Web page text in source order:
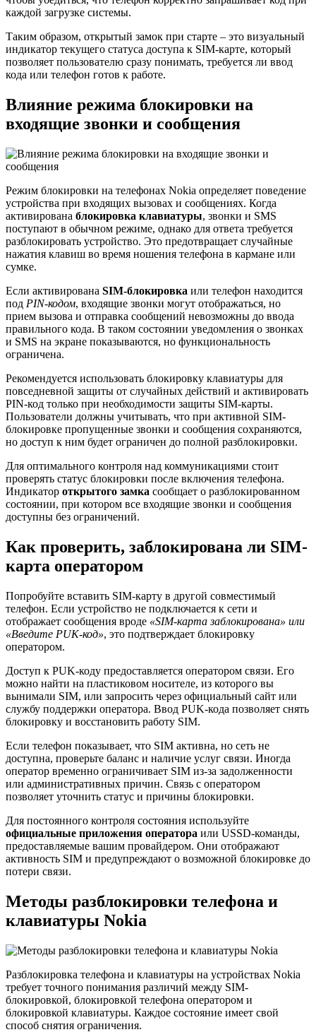
каждой загрузке системы.
Таким образом, открытый замок при старте – это визуальный
индикатор текущего статуса доступа к SIM-карте, который
позволяет пользователю сразу понимать, требуется ли ввод
кода или телефон готов к работе.
Влияние режима блокировки на
входящие звонки и сообщения
Режим блокировки на телефонах Nokia определяет поведение
устройства при входящих вызовах и сообщениях. Когда
активирована блокировка клавиатуры, звонки и SMS
поступают в обычном режиме, однако для ответа требуется
разблокировать устройство. Это предотвращает случайные
нажатия клавиш во время ношения телефона в кармане или
сумке.
Если активирована SIM-блокировка или телефон находится
под PIN-кодом, входящие звонки могут отображаться, но
прием вызова и отправка сообщений невозможны до ввода
правильного кода. В таком состоянии уведомления о звонках
и SMS на экране показываются, но функциональность
ограничена.
Рекомендуется использовать блокировку клавиатуры для
повседневной защиты от случайных действий и активировать
PIN-код только при необходимости защиты SIM-карты.
Пользователи должны учитывать, что при активной SIM-
блокировке пропущенные звонки и сообщения сохраняются,
но доступ к ним будет ограничен до полной разблокировки.
Для оптимального контроля над коммуникациями стоит
проверять статус блокировки после включения телефона.
Индикатор открытого замка сообщает о разблокированном
состоянии, при котором все входящие звонки и сообщения
доступны без ограничений.
Как проверить, заблокирована ли SIM-
карта оператором
Попробуйте вставить SIM-карту в другой совместимый
телефон. Если устройство не подключается к сети и
отображает сообщения вроде «SIM-карта заблокирована» или
«Введите PUK-код», это подтверждает блокировку
оператором.
Доступ к PUK-коду предоставляется оператором связи. Его
можно найти на пластиковом носителе, из которого вы
вынимали SIM, или запросить через официальный сайт или
службу поддержки оператора. Ввод PUK-кода позволяет снять
блокировку и восстановить работу SIM.
Если телефон показывает, что SIM активна, но сеть не
доступна, проверьте баланс и наличие услуг связи. Иногда
оператор временно ограничивает SIM из-за задолженности
или административных причин. Связь с оператором
позволяет уточнить статус и причины блокировки.
Для постоянного контроля состояния используйте
официальные приложения оператора или USSD-команды,
предоставляемые вашим провайдером. Они отображают
активность SIM и предупреждают о возможной блокировке до
потери связи.
Методы разблокировки телефона и
клавиатуры Nokia
Разблокировка телефона и клавиатуры на устройствах Nokia
требует точного понимания различий между SIM-
блокировкой, блокировкой телефона оператором и
блокировкой клавиатуры. Каждое состояние имеет свой
способ снятия ограничения.